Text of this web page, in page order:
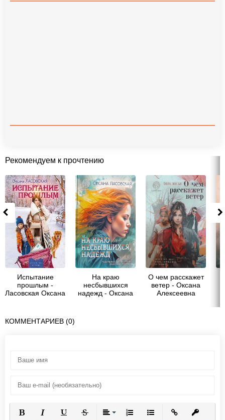
Рекомендуем к прочтению
Испытание
прошлым -
Ласовская Оксана
На краю
несбывшихся
надежд - Оксана
О чем расскажет
ветер - Оксана
Алексеевна
КОММЕНТАРИЕВ (0)